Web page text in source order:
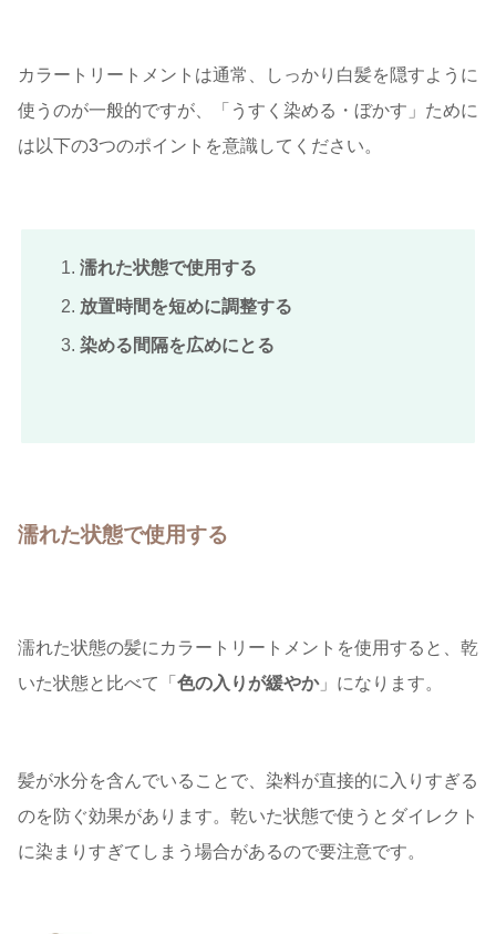
カラートリートメントは通常、しっかり白髪を隠すように
使うのが一般的ですが、「うすく染める・ぼかす」ために
は以下の3つのポイントを意識してください。
濡れた状態で使用する
放置時間を短めに調整する
染める間隔を広めにとる
濡れた状態で使用する
濡れた状態の髪にカラートリートメントを使用すると、乾
いた状態と比べて「 色の入りが緩やか」になります。
髪が水分を含んでいることで、染料が直接的に入りすぎる
のを防ぐ効果があります。乾いた状態で使うとダイレクト
に染まりすぎてしまう場合があるので要注意です。